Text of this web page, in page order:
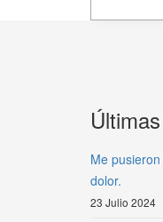
Me
dolor.
23 Julio 2024